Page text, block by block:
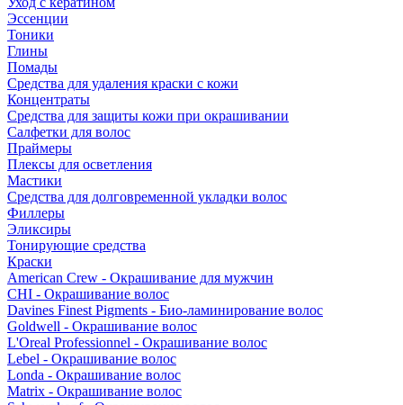
Эссенции
Тоники
Глины
Помады
Средства для удаления краски с кожи
Концентраты
Средства для защиты кожи при окрашивании
Салфетки для волос
Праймеры
Плексы для осветления
Мастики
Средства для долговременной укладки волос
Филлеры
Эликсиры
Тонирующие средства
Краски
American Crew - Окрашивание для мужчин
CHI - Окрашивание волос
Davines Finest Pigments - Био-ламинирование волос
Goldwell - Окрашивание волос
L'Oreal Professionnel - Окрашивание волос
Lebel - Окрашивание волос
Londa - Окрашивание волос
Matrix - Окрашивание волос